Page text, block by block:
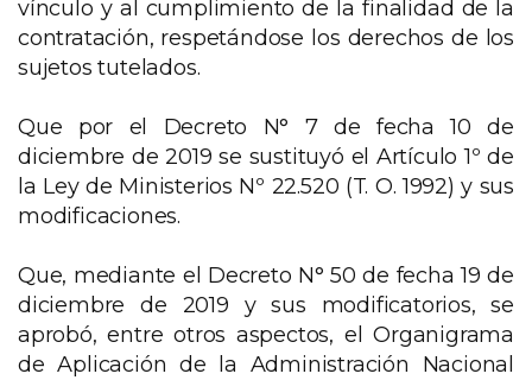
vínculo y al cumplimiento de la finalidad de la
contratación, respetándose los derechos de los
sujetos tutelados.
Que por el Decreto N° 7 de fecha 10 de
diciembre de 2019 se sustituyó el Artículo 1º de
la Ley de Ministerios Nº 22.520 (T. O. 1992) y sus
modificaciones.
Que, mediante el Decreto N° 50 de fecha 19 de
diciembre de 2019 y sus modificatorios, se
aprobó, entre otros aspectos, el Organigrama
de Aplicación de la Administración Nacional